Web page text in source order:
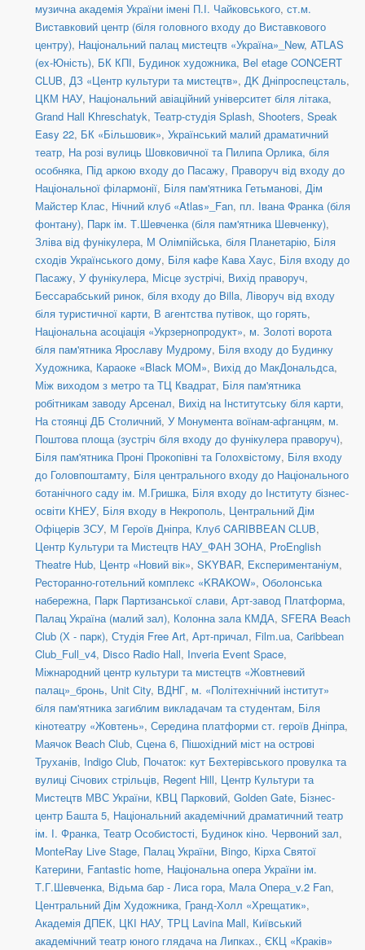
музична академія України імені П.І. Чайковського, ст.м.
Виставковий центр (біля головного входу до Виставкового
центру), Національний палац мистецтв «Україна»_New, ATLAS
(ex-Юність), БК КПІ, Будинок художника, Bel etage CONCERT
CLUB, ДЗ «Центр культури та мистецтв», ДK Дніпроспецсталь,
ЦКМ НАУ, Національний авіаційний університет біля літака,
Grand Hall Khreschatyk, Театр-студія Splash, Shooters, Speak
Easy 22, БК «Більшовик», Український малий драматичний
театр, На розі вулиць Шовковичної та Пилипа Орлика, біля
особняка, Під аркою входу до Пасажу, Праворуч від входу до
Національної філармонії, Біля пам'ятника Гетьманові, Дім
Майстер Клас, Нічний клуб «Atlas»_Fan, пл. Івана Франка (біля
фонтану), Парк ім. Т.Шевченка (біля пам'ятника Шевченку),
Зліва від фунікулера, М Олімпійська, біля Планетарію, Біля
сходів Українського дому, Біля кафе Кава Хаус, Біля входу до
Пасажу, У фунікулера, Місце зустрічі, Вихід праворуч,
Бессарабський ринок, біля входу до Billa, Ліворуч від входу
біля туристичної карти, В агентства путівок, що горять,
Національна асоціація «Укрзернопродукт», м. Золоті ворота
біля пам'ятника Ярославу Мудрому, Біля входу до Будинку
Художника, Караоке «Black MOM», Вихід до МакДональдса,
Між виходом з метро та ТЦ Квадрат, Біля пам'ятника
робітникам заводу Арсенал, Вихід на Інститутську біля карти,
На стоянці ДБ Столичний, У Монумента воїнам-афганцям, м.
Поштова площа (зустріч біля входу до фунікулера праворуч),
Біля пам'ятника Проні Прокопівні та Голохвістому, Біля входу
до Головпоштамту, Біля центрального входу до Національного
ботанічного саду ім. М.Гришка, Біля входу до Інституту бізнес-
освіти КНЕУ, Біля входу в Некрополь, Центральний Дім
Офіцерів ЗСУ, М Героїв Дніпра, Клуб CARIBBEAN CLUB,
Центр Культури та Мистецтв НАУ_ФАН ЗОНА, ProEnglish
Theatre Hub, Центр «Новий вік», SKYBAR, Експериментаніум,
Ресторанно-готельний комплекс «KRAKOW», Оболонська
набережна, Парк Партизанської слави, Арт-завод Платформа,
Палац Україна (малий зал), Колонна зала КМДА, SFERA Beach
Club (Х - парк), Студія Free Art, Арт-причал, Film.ua, Caribbean
Club_Full_v4, Disco Radio Hall, Inveria Event Space,
Міжнародний центр культури та мистецтв «Жовтневий
палац»_бронь, Unit Сity, ВДНГ, м. «Політехнічний інститут»
біля пам'ятника загиблим викладачам та студентам, Біля
кінотеатру «Жовтень», Середина платформи ст. героїв Дніпра,
Маячок Beach Club, Сцена 6, Пішохідний міст на острові
Труханів, Indigo Club, Початок: кут Бехтерівського провулка та
вулиці Січових стрільців, Regent Hill, Центр Культури та
Мистецтв МВС України, КВЦ Парковий, Golden Gate, Бізнес-
центр Башта 5, Національний академічний драматичний театр
ім. І. Франка, Театр Особистості, Будинок кіно. Червоний зал,
MonteRay Live Stage, Палац України, Bingo, Кірха Святої
Катерини, Fantastic home, Національна опера України ім.
Т.Г.Шевченка, Відьма бар - Лиса гора, Мала Опера_v.2 Fan,
Центральний Дім Художника, Гранд-Холл «Хрещатик»,
Академія ДПЕК, ЦКІ НАУ, ТРЦ Lavina Mall, Київський
академічний театр юного глядача на Липках., ЄКЦ «Краків»